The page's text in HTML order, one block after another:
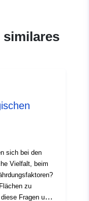
sich bei den
Vielfalt, beim
zu
Fragen und